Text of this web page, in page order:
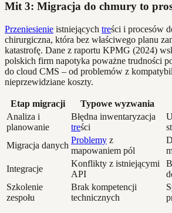
Mit 3: Migracja do chmury to
Przeniesienie istniejących treści i procesów
chirurgiczna, która bez właściwego planu
katastrofę. Dane z raportu KPMG (2024)
polskich firm napotyka poważne trudności
do cloud CMS – od problemów z
nieprzewidziane koszty.
Etap migracji Typowe wyzwania
Analiza i
planowanie
Błędna inwentaryzacja
treści
Migracja danych
Problemy z
mapowaniem pól
Integracje
Konflikty z istniejącymi
API
Szkolenie
zespołu
Brak kompetencji
technicznych